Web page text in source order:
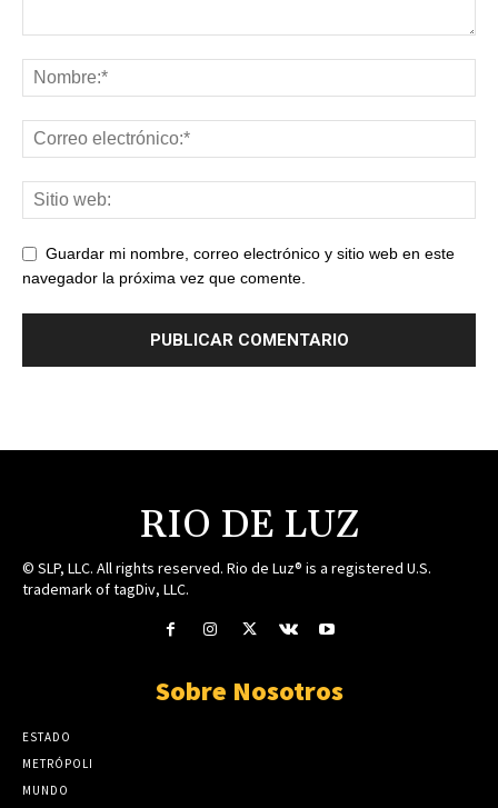
Guardar mi nombre, correo electrónico y sitio web en este
navegador la próxima vez que comente.
RIO DE LUZ
© SLP, LLC. All rights reserved. Rio de Luz® is a registered U.S.
trademark of tagDiv, LLC.
Sobre Nosotros
ESTADO
METRÓPOLI
MUNDO